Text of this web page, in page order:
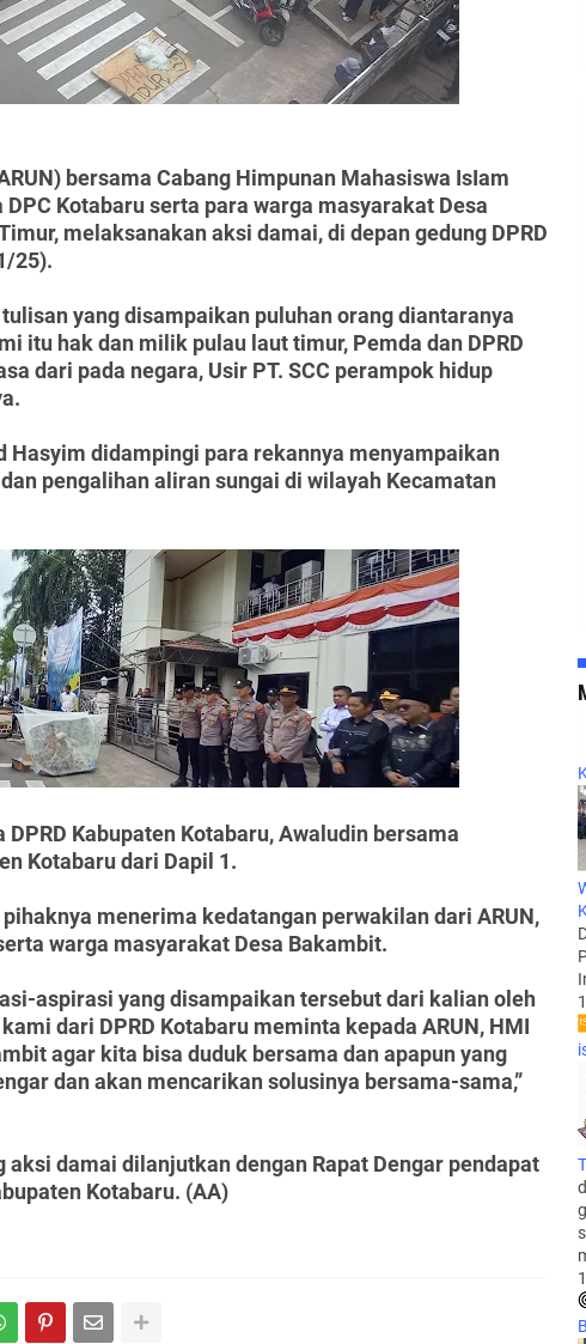
bersama Cabang Himpunan Mahasiswa IsIam
Kotabaru serta para warga masyarakat Desa
melaksanakan aksi damai, di depan gedung DPRD
25).
yang disampaikan puluhan orang diantaranya
itu hak dan milik pulau laut timur, Pemda dan DPRD
dari pada negara, Usir PT. SCC perampok hidup
Hasyim didampingi para rekannya menyampaikan
pengalihan aliran sungai di wilayah Kecamatan
Kabupaten Kotabaru, Awaludin bersama
Kotabaru dari Dapil 1.
menerima kedatangan perwakilan dari ARUN,
warga masyarakat Desa Bakambit.
aspirasi yang disampaikan tersebut dari kalian oleh
dari DPRD Kotabaru meminta kepada ARUN, HMI
agar kita bisa duduk bersama dan apapun yang
dan akan mencarikan solusinya bersama-sama,”
damai dilanjutkan dengan Rapat Dengar pendapat
Kotabaru. (AA)